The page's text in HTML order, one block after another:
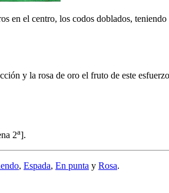
en el centro, los codos doblados,
y la rosa de oro el fruto de este
2a].
, Espada, En punta y Rosa.